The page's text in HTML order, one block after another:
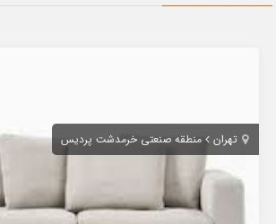
تهران منطقه صنعتی خرمدشت پردیس